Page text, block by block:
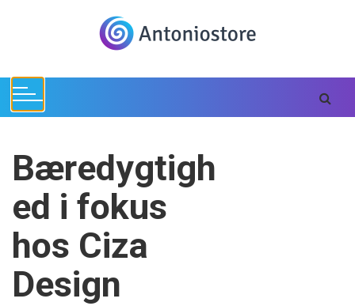
Bæredygtigh
ed i fokus
hos Ciza
Design